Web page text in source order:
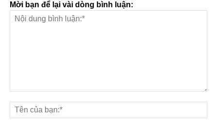
Mời bạn để lại vài dòng bình luận: